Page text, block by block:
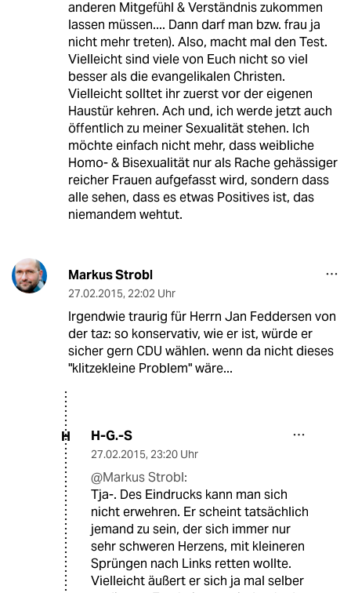
anderen Mitgefühl & Verständnis zukommen
lassen müssen.... Dann darf man bzw. frau ja
nicht mehr treten). Also, macht mal den Test.
Vielleicht sind viele von Euch nicht so viel
besser als die evangelikalen Christen.
Vielleicht solltet ihr zuerst vor der eigenen
Haustür kehren. Ach und, ich werde jetzt auch
öffentlich zu meiner Sexualität stehen. Ich
möchte einfach nicht mehr, dass weibliche
Homo- & Bisexualität nur als Rache gehässiger
reicher Frauen aufgefasst wird, sondern dass
alle sehen, dass es etwas Positives ist, das
niemandem wehtut.
Markus Strobl
27.02.2015, 22:02 Uhr
Irgendwie traurig für Herrn Jan Feddersen von
der taz: so konservativ, wie er ist, würde er
sicher gern CDU wählen. wenn da nicht dieses
"klitzekleine Problem" wäre...
H H-G.-S
27.02.2015, 23:20 Uhr
@Markus Strobl:
Tja-. Des Eindrucks kann man sich
nicht erwehren. Er scheint tatsächlich
jemand zu sein, der sich immer nur
sehr schweren Herzens, mit kleineren
Sprüngen nach Links retten wollte.
Vielleicht äußert er sich ja mal selber